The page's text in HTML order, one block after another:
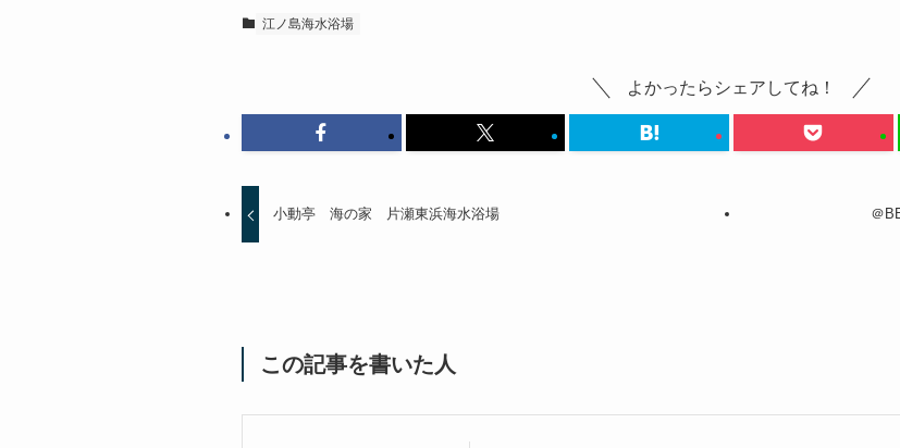
江ノ島海水浴場
よかったらシェアしてね！
小動亭 海の家 片瀬東浜海水浴場 ＠
この記事を書いた人